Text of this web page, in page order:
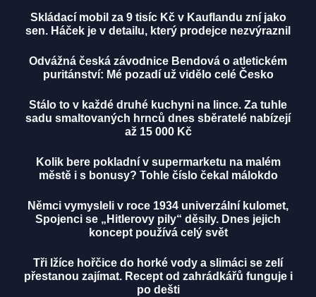
Skládací mobil za 9 tisíc Kč v Kauflandu zní jako
sen. Háček je v detailu, který prodejce nezvýraznil
Odvážná česká závodnice Bendová o atletickém
puritánství: Mé pozadí už vidělo celé Česko
Stálo to v každé druhé kuchyni na lince. Za tuhle
sadu smaltovaných hrnců dnes sběratelé nabízejí
až 15 000 Kč
Kolik bere pokladní v supermarketu na malém
městě i s bonusy? Tohle číslo čekal málokdo
Němci vymysleli v roce 1934 univerzální kulomet,
Spojenci se „Hitlerovy pily“ děsily. Dnes jejich
koncept používá celý svět
Tři lžíce hořčice do horké vody a slimáci se zelí
přestanou zajímat. Recept od zahrádkářů funguje i
po dešti